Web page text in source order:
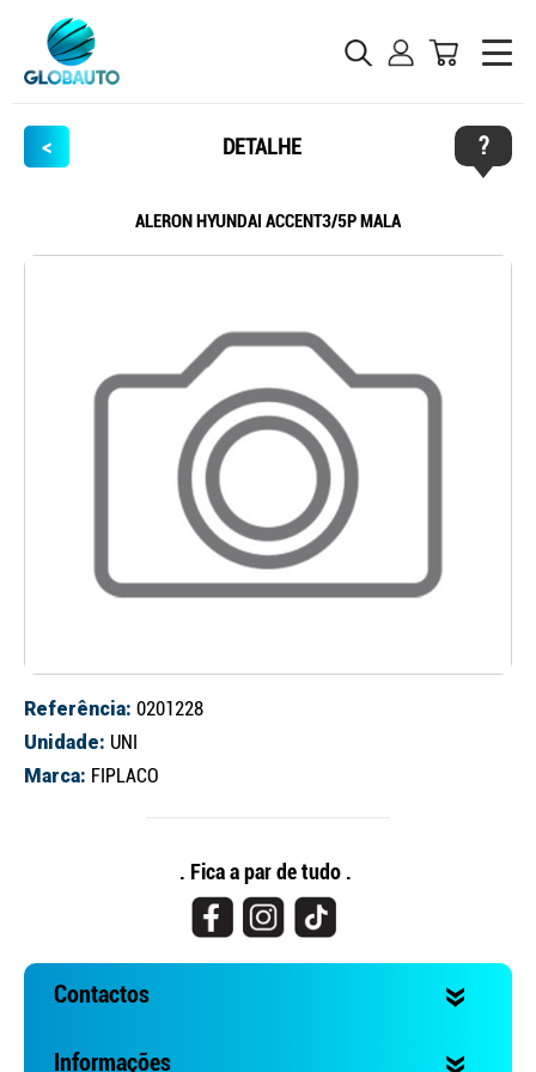
< DETALHE ?
ALERON HYUNDAI ACCENT3/5P MALA
Referência: 0201228
Unidade: UNI
Marca: FIPLACO
. Fica a par de tudo .
Contactos
Informações